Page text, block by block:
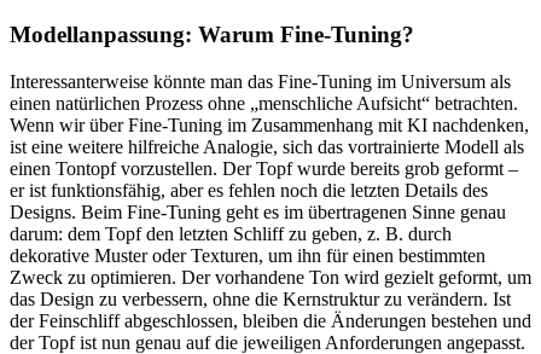
Modellanpassung: Warum Fine-Tuning?
Interessanterweise könnte man das Fine-Tuning im Universum als
einen natürlichen Prozess ohne „menschliche Aufsicht“ betrachten.
Wenn wir über Fine-Tuning im Zusammenhang mit KI nachdenken,
ist eine weitere hilfreiche Analogie, sich das vortrainierte Modell als
einen Tontopf vorzustellen. Der Topf wurde bereits grob geformt –
er ist funktionsfähig, aber es fehlen noch die letzten Details des
Designs. Beim Fine-Tuning geht es im übertragenen Sinne genau
darum: dem Topf den letzten Schliff zu geben, z. B. durch
dekorative Muster oder Texturen, um ihn für einen bestimmten
Zweck zu optimieren. Der vorhandene Ton wird gezielt geformt, um
das Design zu verbessern, ohne die Kernstruktur zu verändern. Ist
der Feinschliff abgeschlossen, bleiben die Änderungen bestehen und
der Topf ist nun genau auf die jeweiligen Anforderungen angepasst.